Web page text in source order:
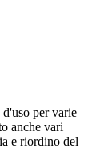
d'usopervarie
anche vari
e riordino del